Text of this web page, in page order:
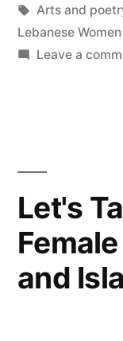
Tags:
Arts and
Lebanese
Leave a
Let's
and